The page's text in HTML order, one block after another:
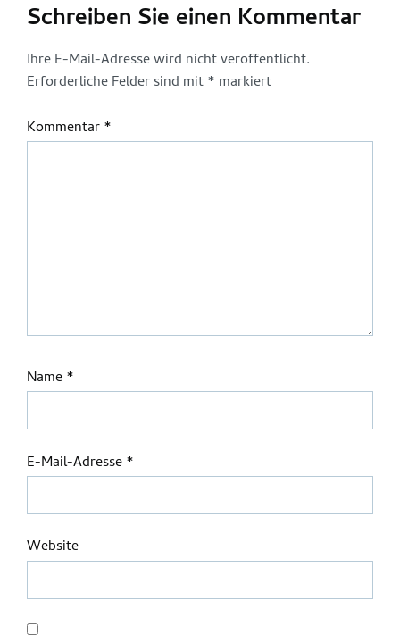
Schreiben Sie einen Kommentar
Ihre E-Mail-Adresse wird nicht veröffentlicht.
Erforderliche Felder sind mit* markiert
Kommentar*
Name*
E-Mail-Adresse*
Website